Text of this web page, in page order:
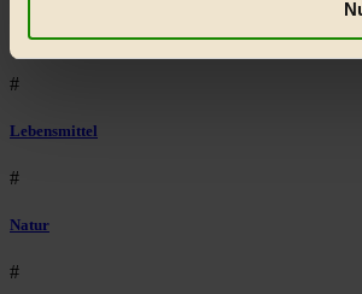
Vegan
#
Lebensmittel
#
Natur
#